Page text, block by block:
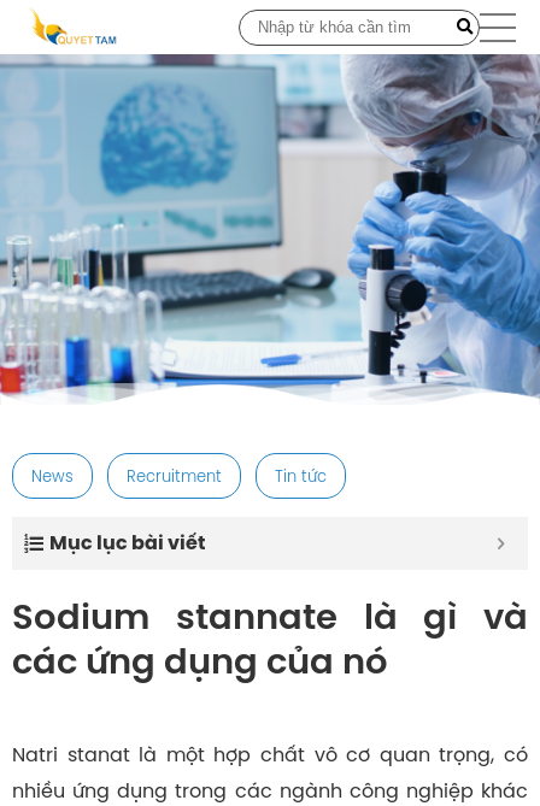
post
News Recruitment Tin tức
Mục lục bài viết
Sodium stannate là gì và
các ứng dụng của nó
Natri stanat là một hợp chất vô cơ quan trọng, có
nhiều ứng dụng trong các ngành công nghiệp khác